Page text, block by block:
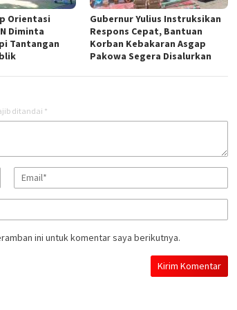
Orientasi
Diminta
Tantangan
Gubernur Yulius Instruksikan
Respons Cepat, Bantuan
Korban Kebakaran Asgap
Pakowa Segera Disalurkan
ditandai *
ini untuk komentar saya berikutnya.